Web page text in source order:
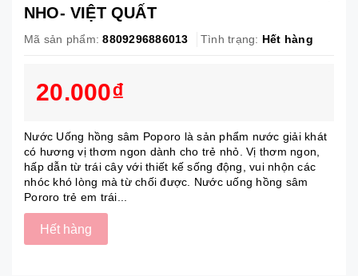
NHO- VIỆT QUẤT
Mã sản phẩm: 8809296886013 Tình trạng: Hết hàng
20.000₫
Nước Uống hồng sâm Poporo là sản phẩm nước giải khát
có hương vị thơm ngon dành cho trẻ nhỏ. Vị thơm ngon,
hấp dẫn từ trái cây với thiết kế sống động, vui nhộn các
nhóc khó lòng mà từ chối được. Nước uống hồng sâm
Pororo trẻ em trái...
Hết hàng